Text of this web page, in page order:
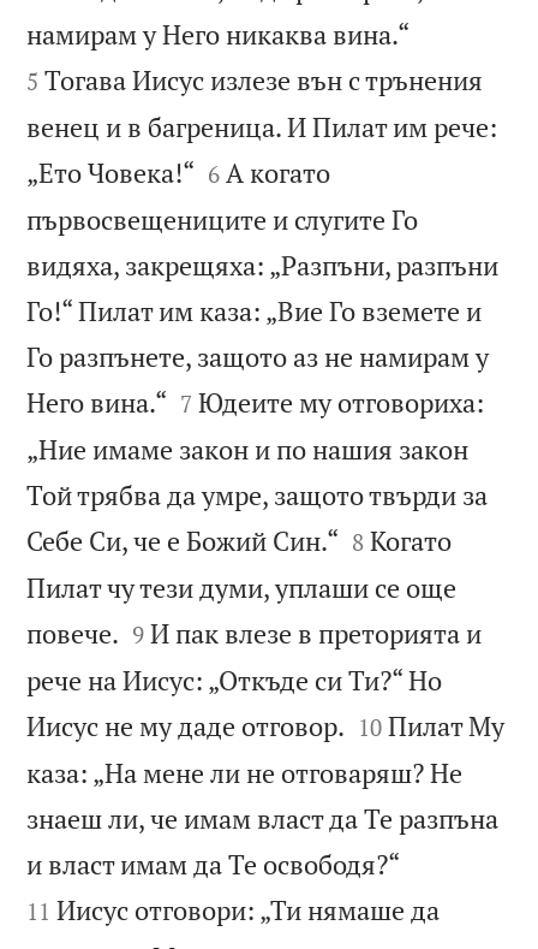
намирам у Него никаква вина.“
5 Тогава Иисус излезе вън с трънения
венец и в багреница. И Пилат им рече:
„Ето Човека!“ 

6 А когато
първосвещениците и слугите Го
видяха, закрещяха: „Разпъни, разпъни
Го!“ Пилат им каза: „Вие Го вземете и
Го разпънете, защото аз не намирам у
Него вина.“ 

7 Юдеите му отговориха:
„Ние имаме закон и по нашия закон
Той трябва да умре, защото твърди за
Себе Си, че е Божий Син.“ 

8 Когато
Пилат чу тези думи, уплаши се още
повече. 

9 И пак влезе в преторията и
рече на Иисус: „Откъде си Ти?“ Но
Иисус не му даде отговор. 

10 Пилат Му
каза: „На мене ли не отговаряш? Не
знаеш ли, че имам власт да Те разпъна
и власт имам да Те освободя?“
11 Иисус отговори: „Ти нямаше да